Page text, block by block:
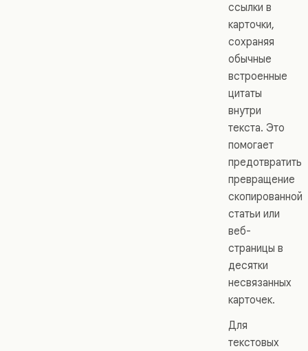
ссылки в
карточки,
сохраняя
обычные
встроенные
цитаты
внутри
текста. Это
помогает
предотвратить
превращение
скопированной
статьи или
веб-
страницы в
десятки
несвязанных
карточек.
Для
текстовых